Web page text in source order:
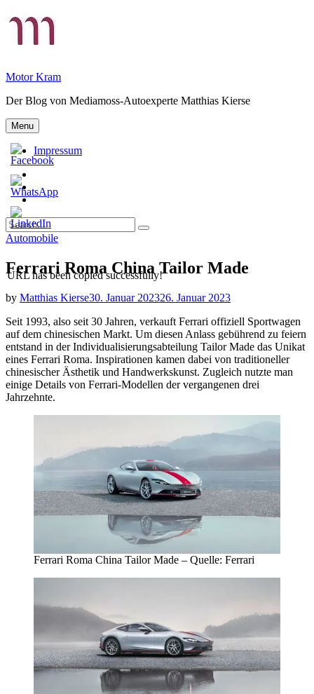
to
Motor Kram
Der Blog von Mediamoss-Autoexperte Matthias Kierse
Menu
Impressum
Einstellungen
ändern
Historie
der
Einstellungen
Einwilligungen
Search
for:
Search
Categories
Automobile
Ferrari Roma China Tailor Made
by Matthias Kierse30. Januar 202326. Januar 2023
Seit 1993, also seit 30 Jahren, verkauft Ferrari offiziell Sportwagen
auf dem chinesischen Markt. Um diesen Anlass gebührend zu feiern
entstand in der Individualisierungsabteilung Tailor Made das Unikat
eines Ferrari Roma. Inspirationen kamen dabei von traditioneller
chinesischer Ästhetik und Handwerkskunst. Zugleich nutzte man
einige Details von Ferrari-Modellen der vergangenen drei
Jahrzehnte.
Ferrari Roma China Tailor Made – Quelle: Ferrari
URL has been copied successfully!